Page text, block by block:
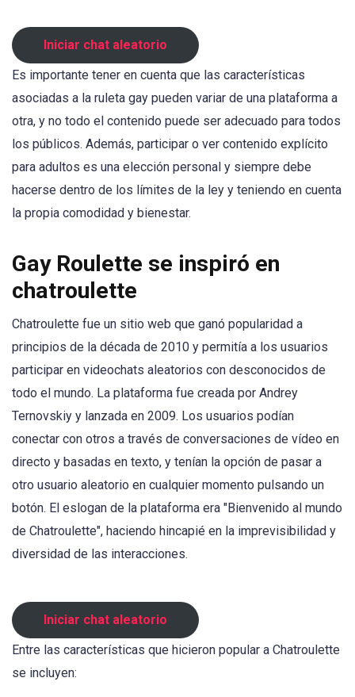
Iniciar chat aleatorio
Es importante tener en cuenta que las características
asociadas a la ruleta gay pueden variar de una plataforma a
otra, y no todo el contenido puede ser adecuado para todos
los públicos. Además, participar o ver contenido explícito
para adultos es una elección personal y siempre debe
hacerse dentro de los límites de la ley y teniendo en cuenta
la propia comodidad y bienestar.
Gay Roulette se inspiró en
chatroulette
Chatroulette fue un sitio web que ganó popularidad a
principios de la década de 2010 y permitía a los usuarios
participar en videochats aleatorios con desconocidos de
todo el mundo. La plataforma fue creada por Andrey
Ternovskiy y lanzada en 2009. Los usuarios podían
conectar con otros a través de conversaciones de vídeo en
directo y basadas en texto, y tenían la opción de pasar a
otro usuario aleatorio en cualquier momento pulsando un
botón. El eslogan de la plataforma era "Bienvenido al mundo
de Chatroulette", haciendo hincapié en la imprevisibilidad y
diversidad de las interacciones.
Iniciar chat aleatorio
Entre las características que hicieron popular a Chatroulette
se incluyen: